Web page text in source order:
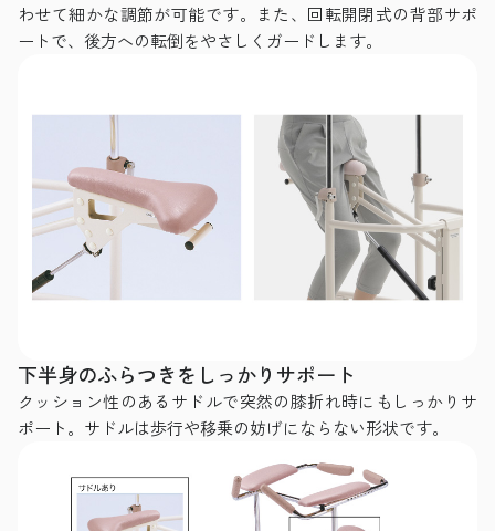
わせて細かな調節が可能です。また、回転開閉式の背部サポ
ートで、後方への転倒をやさしくガードします。
下半身のふらつきをしっかりサポート
クッション性のあるサドルで突然の膝折れ時にもしっかりサ
ポート。サドルは歩行や移乗の妨げにならない形状です。